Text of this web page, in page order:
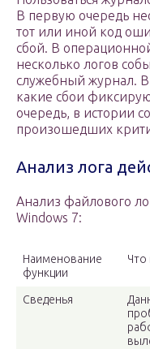
В первую очередь
тот или иной код
сбой. В
несколько логов
служебный журнал. В
какие сбои
очередь, в истории
произошедших
Анализ лога
Анализ файлового
Windows 7:
Наименование
функции
Что
Сведенья